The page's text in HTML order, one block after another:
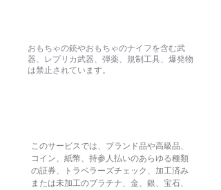
おもちゃの銃やおもちゃのナイフを含む武
器、レプリカ武器、弾薬、規制工具、爆発物
は禁止されています。
このサービスでは、ブランド品や高級品、
コイン、紙幣、持参人払いのあらゆる種類
の証券、トラベラーズチェック、加工済み
または未加工のプラチナ、金、銀、宝石、